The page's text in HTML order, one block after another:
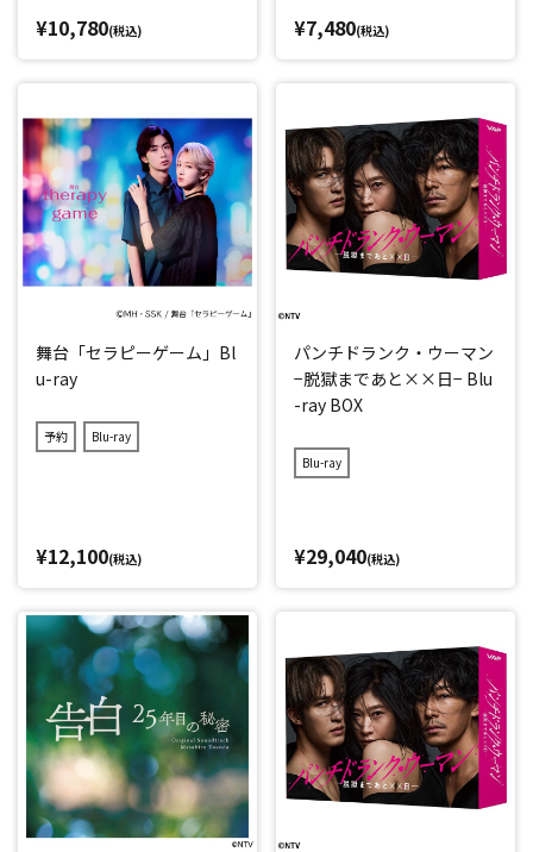
¥10,780(税込) ¥7,480(税込)
舞台「セラピーゲーム」Bl
u-ray
予約 Blu-ray
¥12,100(税込)
パンチドランク・ウーマン
−脱獄まであと××日− Blu
-ray BOX
Blu-ray
¥29,040(税込)